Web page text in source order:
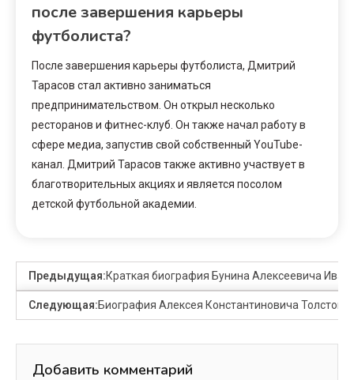
после завершения карьеры
футболиста?
После завершения карьеры футболиста, Дмитрий
Тарасов стал активно заниматься
предпринимательством. Он открыл несколько
ресторанов и фитнес-клуб. Он также начал работу в
сфере медиа, запустив свой собственный YouTube-
канал. Дмитрий Тарасов также активно участвует в
благотворительных акциях и является посолом
детской футбольной академии.
Предыдущая:Краткая биография Бунина Алексеевича
Следующая:Биография Алексея Константиновича
Добавить комментарий